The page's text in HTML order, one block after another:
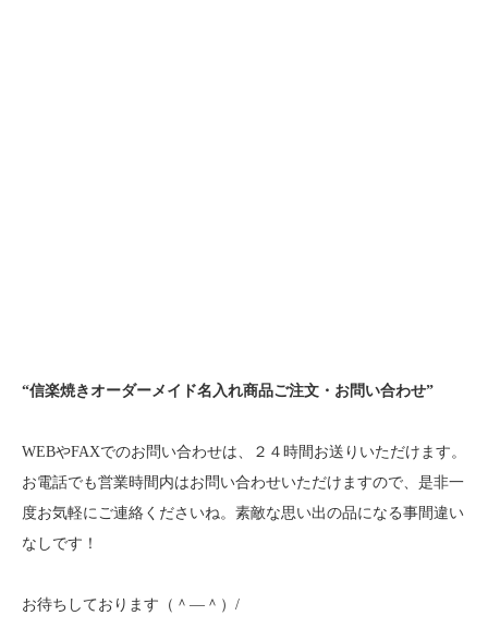
“信楽焼きオーダーメイド名入れ商品ご注文・お問い合わせ”
WEBやFAXでのお問い合わせは、２４時間お送りいただけます。
お電話でも営業時間内はお問い合わせいただけますので、是非一
度お気軽にご連絡くださいね。素敵な思い出の品になる事間違い
なしです！
お待ちしております（＾—＾）/